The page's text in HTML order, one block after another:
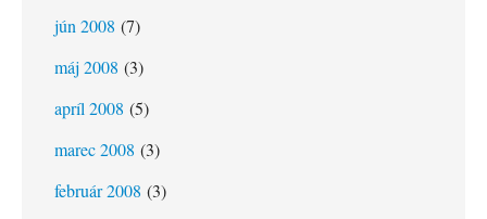
jún 2008 (7)
máj 2008 (3)
apríl 2008 (5)
marec 2008 (3)
február 2008 (3)